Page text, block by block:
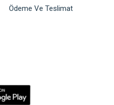
Ödeme Ve Teslimat